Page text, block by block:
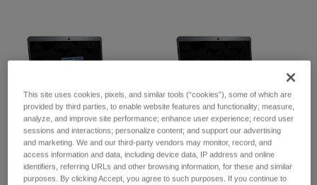
VXintegrity eラーニング
VXinspect eラーニング
This site uses cookies, pixels, and similar tools (“cookies”), some of which are
provided by third parties, to enable website features and functionality; measure,
analyze, and improve site performance; enhance user experience; record user
sessions and interactions; personalize content; and support our advertising
and marketing. We and our third-party vendors may monitor, record, and
access information and data, including device data, IP address and online
identifiers, referring URLs and other browsing information, for these and similar
purposes. By clicking Accept, you agree to such purposes. If you continue to